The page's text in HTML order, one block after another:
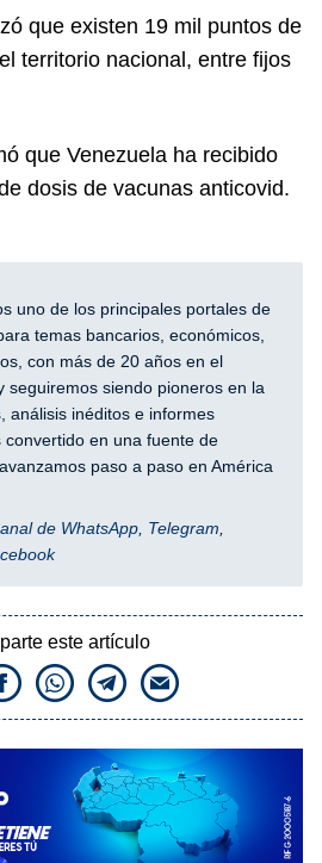
que existen 19 mil puntos de
territorio nacional, entre fijos
que Venezuela ha recibido
dosis de vacunas anticovid.
uno de los principales portales de
temas bancarios, económicos,
con más de 20 años en el
seguiremos siendo pioneros en la
análisis inéditos e informes
en una fuente de
paso a paso en América
de WhatsApp Telegram
este artículo